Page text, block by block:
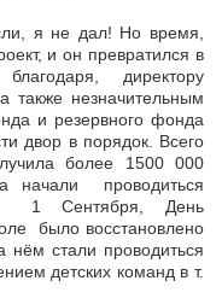
я не дал! Но время,
и он превратился в
директору
незначительным
и резервного фонда
двор в порядок. Всего
более 1500 000
начали проводиться
1 Сентября, День
было восстановлено
нём стали проводиться
детских команд в т.